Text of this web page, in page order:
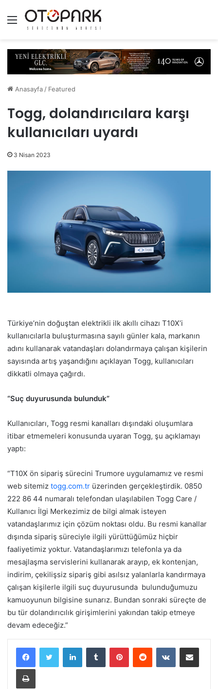
Menü
Anasayfa / Featured
Togg, dolandırıcılara karşı
kullanıcıları uyardı
3 Nisan 2023
Türkiye’nin doğuştan elektrikli ilk akıllı cihazı T10X’i
kullanıcılarla buluşturmasına sayılı günler kala, markanın
adını kullanarak vatandaşları dolandırmaya çalışan kişilerin
sayısında artış yaşandığını açıklayan Togg, kullanıcıları
dikkatli olmaya çağırdı.
“Suç duyurusunda bulunduk”
Kullanıcıları, Togg resmi kanalları dışındaki oluşumlara
itibar etmemeleri konusunda uyaran Togg, şu açıklamayı
yaptı:
“T10X ön sipariş sürecini Trumore uygulamamız ve resmi
web sitemiz togg.com.tr üzerinden gerçekleştirdik. 0850
222 86 44 numaralı telefondan ulaşılabilen Togg Care /
Kullanıcı İlgi Merkezimiz de bilgi almak isteyen
vatandaşlarımız için çözüm noktası oldu. Bu resmi kanallar
dışında sipariş süreciyle ilgili yürüttüğümüz hiçbir
faaliyetimiz yoktur. Vatandaşlarımızı telefonla ya da
mesajlaşma servislerini kullanarak arayıp, ek kontenjan,
indirim, çekilişsiz sipariş gibi asılsız yalanlarla kandırmaya
çalışan kişilerle ilgili suç duyurusunda bulunduğumuzu
kamuoyunun bilgisine sunarız. Bundan sonraki süreçte de
bu tür dolandırıcılık girişimlerini yakından takip etmeye
devam edeceğiz.”